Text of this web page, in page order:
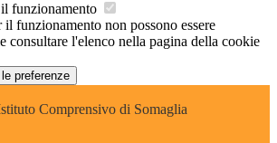
funzionamento
il funzionamento non possono essere
consultare l'elenco nella pagina della cookie
preferenze
Comprensivo di Somaglia